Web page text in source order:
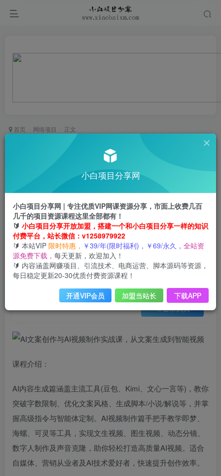
首页 网络项目 正文
AI文案创作与AI视频制作实战课，从文案生成到智
1年前更新
关注
0 795 39
此内容为会员免费，请付费后查看
云币3 限时特惠
云币 99
年VIP免费 终身VIP会员免费
登录购买
会员免费 已售 32
课程介绍：
AI内容生成篇涵盖主流工具(豆包、Kimi、文心一言等)，教你
突破字数限制、优化文案风格、生成脚本/小说/解说等，并掌
握高级指令与智能体定制。AI视频制作篇手把手教学即梦、
海螺、可灵等工具，实现文生视频、图生视频、动态分镜、
数字人制作及声音克隆，助你轻松打造高质量AI视频。适合
自媒体、营销从业者及AI技术爱好者，快速提升创作效率。
小白项目分享网
小白项目分享网 | 专注优质VIP网课资源分享，市面上收费几百
几千的项目资源课程这里全部都有！
🔰 小白项目分享开放加盟，搭建一个和小白项目分享一样的知识
付费平台，站长微信：v1258979922
🔰 本站VIP 限时特惠， ￥39/年(限时福利)，￥69/永久， 全站资
源免费下载， 每天更新，欢迎加入！
🔰 内容涵盖网赚项目、引流技术、电商运营、脚本源码等资源，
每日稳定更新20-30优质付费资源课程！
开通VIP会员 加盟当站长 下载APP